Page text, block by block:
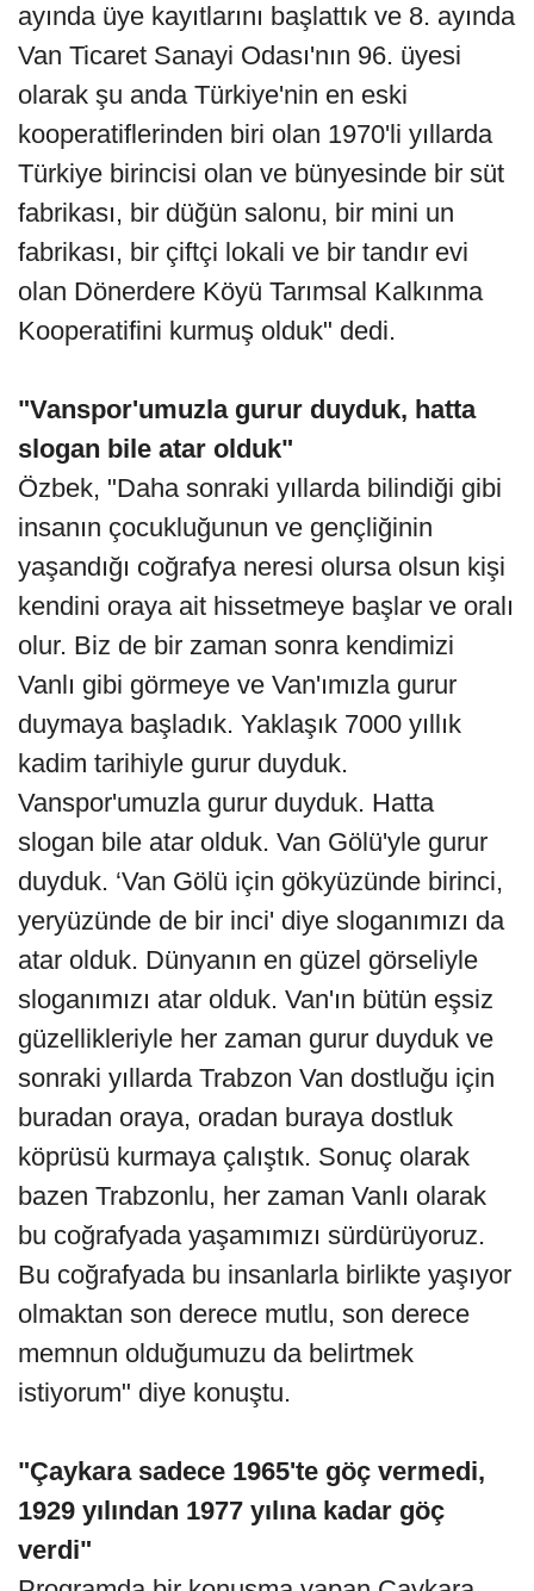
ayında üye kayıtlarını başlattık ve 8. ayında
Van Ticaret Sanayi Odası'nın 96. üyesi
olarak şu anda Türkiye'nin en eski
kooperatiflerinden biri olan 1970'li yıllarda
Türkiye birincisi olan ve bünyesinde bir süt
fabrikası, bir düğün salonu, bir mini un
fabrikası, bir çiftçi lokali ve bir tandır evi
olan Dönerdere Köyü Tarımsal Kalkınma
Kooperatifini kurmuş olduk" dedi.
"Vanspor'umuzla gurur duyduk, hatta
slogan bile atar olduk"
Özbek, "Daha sonraki yıllarda bilindiği gibi
insanın çocukluğunun ve gençliğinin
yaşandığı coğrafya neresi olursa olsun kişi
kendini oraya ait hissetmeye başlar ve oralı
olur. Biz de bir zaman sonra kendimizi
Vanlı gibi görmeye ve Van'ımızla gurur
duymaya başladık. Yaklaşık 7000 yıllık
kadim tarihiyle gurur duyduk.
Vanspor'umuzla gurur duyduk. Hatta
slogan bile atar olduk. Van Gölü'yle gurur
duyduk. ‘Van Gölü için gökyüzünde birinci,
yeryüzünde de bir inci' diye sloganımızı da
atar olduk. Dünyanın en güzel görseliyle
sloganımızı atar olduk. Van'ın bütün eşsiz
güzellikleriyle her zaman gurur duyduk ve
sonraki yıllarda Trabzon Van dostluğu için
buradan oraya, oradan buraya dostluk
köprüsü kurmaya çalıştık. Sonuç olarak
bazen Trabzonlu, her zaman Vanlı olarak
bu coğrafyada yaşamımızı sürdürüyoruz.
Bu coğrafyada bu insanlarla birlikte yaşıyor
olmaktan son derece mutlu, son derece
memnun olduğumuzu da belirtmek
istiyorum" diye konuştu.
"Çaykara sadece 1965'te göç vermedi,
1929 yılından 1977 yılına kadar göç
verdi"